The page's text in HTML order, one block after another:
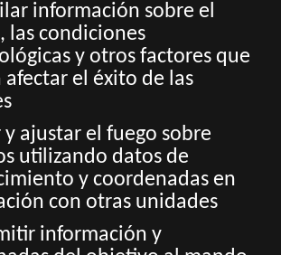
información sobre el
las condiciones
y otros factores que
afectar el éxito de las
ajustar el fuego sobre
utilizando datos de
y coordenadas en
con otras unidades
información y